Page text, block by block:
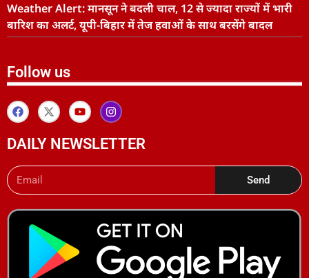
Weather Alert: मानसून ने बदली चाल, 12 से ज्यादा राज्यों में भारी
बारिश का अलर्ट, यूपी-बिहार में तेज हवाओं के साथ बरसेंगे बादल
Follow us
DAILY NEWSLETTER
Send